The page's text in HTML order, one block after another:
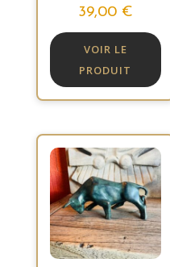
39,00 €
VOIR LE
PRODUIT